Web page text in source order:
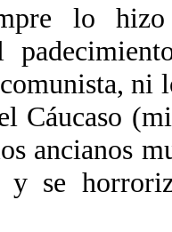
lo
ni
Cáucaso
ancianos
y se